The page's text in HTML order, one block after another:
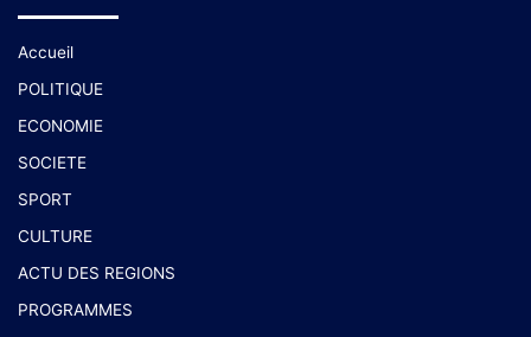
Accueil
POLITIQUE
ECONOMIE
SOCIETE
SPORT
CULTURE
ACTU DES REGIONS
PROGRAMMES